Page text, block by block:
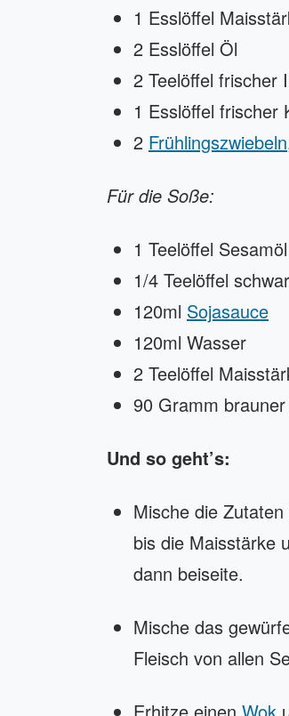
1 Esslöffel
2 Esslöffel Öl
2 Teelöffel frischer
1 Esslöffel frischer
2 Frühlingszwiebeln
Für die Soße:
1 Teelöffel Sesamöl
1/4 Teelöffel
120ml Sojasauce
120ml Wasser
2 Teelöffel
90 Gramm
Und so geht’s:
Mische die
bis die Maisstärke
dann beiseite.
Mische das
Fleisch von allen